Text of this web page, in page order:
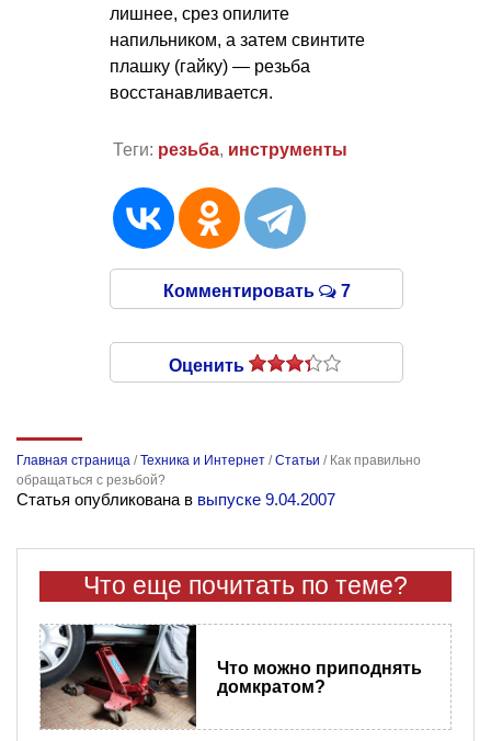
лишнее, срез опилите
напильником, а затем свинтите
плашку (гайку) — резьба
восстанавливается.
Теги: резьба, инструменты
Комментировать 7
Оценить
Главная страница /Техника и Интернет /Статьи / Как правильно
обращаться с резьбой?
Статья опубликована в выпуске 9.04.2007
Что еще почитать по теме?
Что можно приподнять
домкратом?